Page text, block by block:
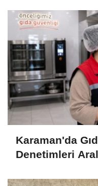
Karaman'da
Denetimleri